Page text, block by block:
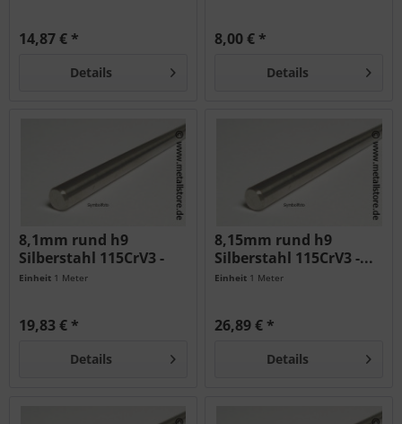
14,87 € *
Details
8,00 € *
Details
8,1mm rund h9
Silberstahl 115CrV3 -
geschliffen...
Einheit 1 Meter
19,83 € *
Details
8,15mm rund h9
Silberstahl 115CrV3 -...
Einheit 1 Meter
26,89 € *
Details